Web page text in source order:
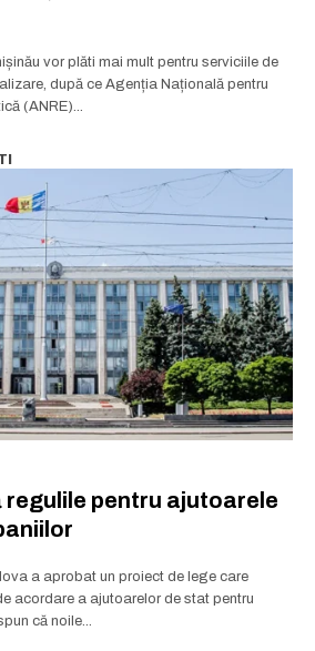
vor plăti mai mult pentru serviciile de
după ce Agenția Națională pentru
(ANRE)...
regulile pentru ajutoarele
a aprobat un proiect de lege care
acordare a ajutoarelor de stat pentru
că noile...